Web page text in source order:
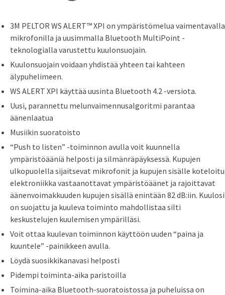
3M PELTOR WS ALERT™ XPI on ympäristömelua vaimentavalla
mikrofonilla ja uusimmalla Bluetooth MultiPoint -
teknologialla varustettu kuulonsuojain.
Kuulonsuojain voidaan yhdistää yhteen tai kahteen
älypuhelimeen.
WS ALERT XPI käyttää uusinta Bluetooth 4.2 -versiota.
Uusi, parannettu melunvaimennusalgoritmi parantaa
äänenlaatua
Musiikin suoratoisto
“Push to listen” -toiminnon avulla voit kuunnella
ympäristöääniä helposti ja silmänräpäyksessä. Kupujen
ulkopuolella sijaitsevat mikrofonit ja kupujen sisälle koteloitu
elektroniikka vastaanottavat ympäristöäänet ja rajoittavat
äänenvoimakkuuden kupujen sisällä enintään 82 dB:iin. Kuulosi
on suojattu ja kuuleva toiminto mahdollistaa silti
keskustelujen kuulemisen ympärilläsi.
Voit ottaa kuulevan toiminnon käyttöön uuden “paina ja
kuuntele” -painikkeen avulla.
Löydä suosikkikanavasi helposti
Pidempi toiminta-aika paristoilla
Toimina-aika Bluetooth-suoratoistossa ja puheluissa on